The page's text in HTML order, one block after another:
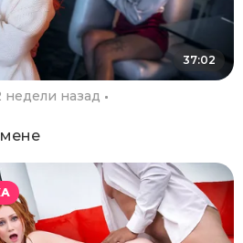
37:02
недели назад